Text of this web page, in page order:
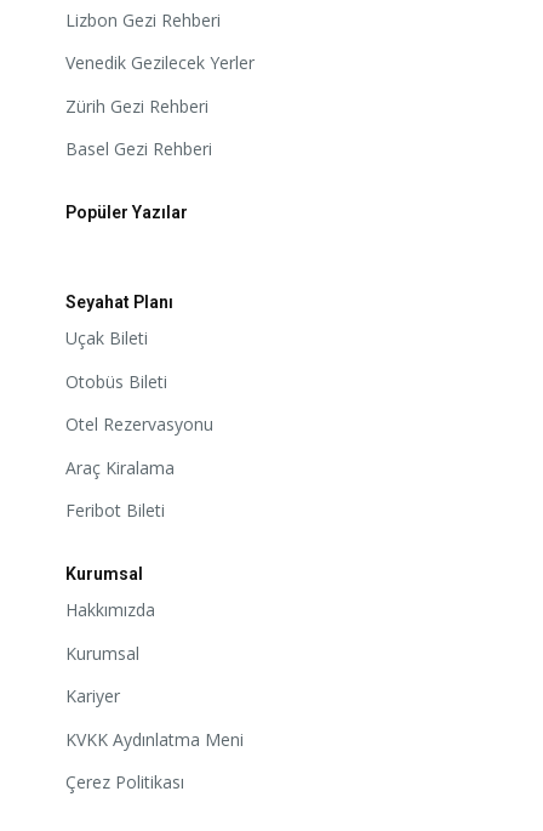
Lizbon Gezi Rehberi
Venedik Gezilecek Yerler
Zürih Gezi Rehberi
Basel Gezi Rehberi
Popüler Yazılar
Seyahat Planı
Uçak Bileti
Otobüs Bileti
Otel Rezervasyonu
Araç Kiralama
Feribot Bileti
Kurumsal
Hakkımızda
Kurumsal
Kariyer
KVKK Aydınlatma Meni
Çerez Politikası